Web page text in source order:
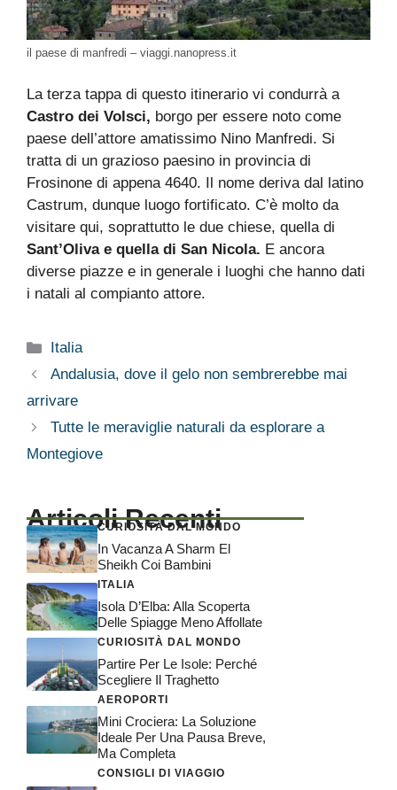
il paese di manfredi – viaggi.nanopress.it
La terza tappa di questo itinerario vi condurrà a
Castro dei Volsci, borgo per essere noto come
paese dell’attore amatissimo Nino Manfredi. Si
tratta di un grazioso paesino in provincia di
Frosinone di appena 4640. Il nome deriva dal latino
Castrum, dunque luogo fortificato. C’è molto da
visitare qui, soprattutto le due chiese, quella di
Sant’Oliva e quella di San Nicola. E ancora
diverse piazze e in generale i luoghi che hanno dati
i natali al compianto attore.
Categorie
Italia
Andalusia, dove il gelo non sembrerebbe mai
arrivare
Tutte le meraviglie naturali da esplorare a
Montegiove
Articoli Recenti
CURIOSITÀ DAL MONDO
In Vacanza A Sharm El
Sheikh Coi Bambini
ITALIA
Isola D’Elba: Alla Scoperta
Delle Spiagge Meno Affollate
CURIOSITÀ DAL MONDO
Partire Per Le Isole: Perché
Scegliere Il Traghetto
AEROPORTI
Mini Crociera: La Soluzione
Ideale Per Una Pausa Breve,
Ma Completa
CONSIGLI DI VIAGGIO